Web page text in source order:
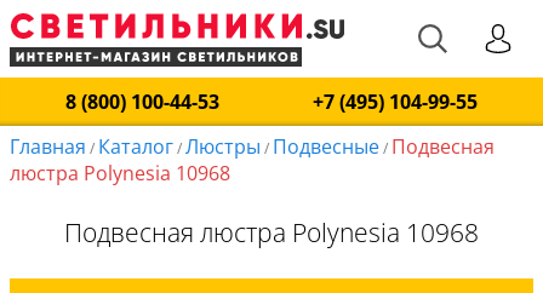
8 (800) 100-44-53
+7 (495) 104-99-55
Главная / Каталог/Люстры / Подвесные/ Подвесная
люстра Polynesia 10968
Подвесная люстра Polynesia 10968